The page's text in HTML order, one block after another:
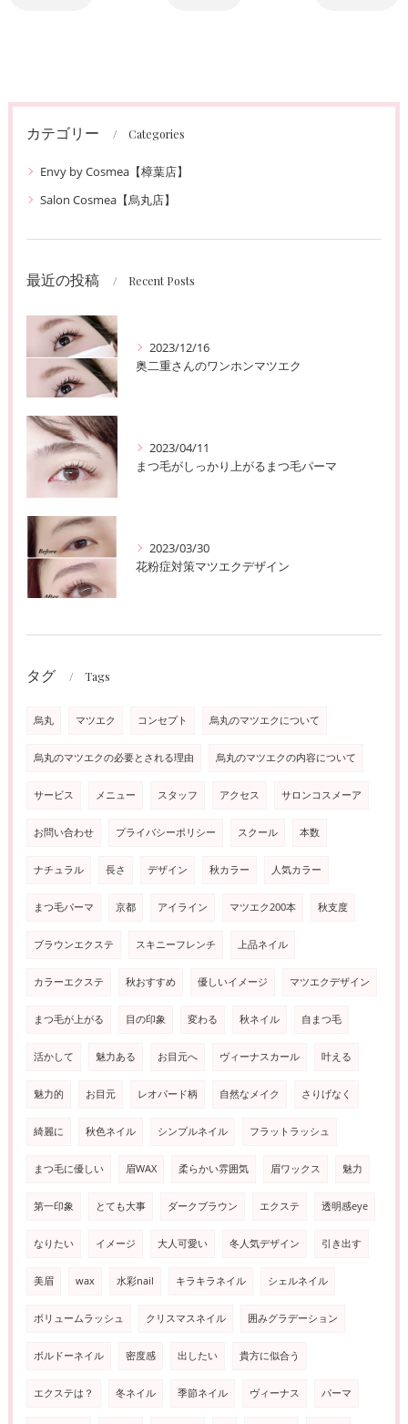
カテゴリー Categories
Envy by Cosmea【樟葉店】
Salon Cosmea【烏丸店】
最近の投稿 Recent Posts
2023/12/16
奥二重さんのワンホンマツエク
2023/04/11
まつ毛がしっかり上がるまつ毛パーマ
2023/03/30
花粉症対策マツエクデザイン
タグ Tags
烏丸 マツエク コンセプト 烏丸のマツエクについて
烏丸のマツエクの必要とされる理由 烏丸のマツエクの内容について
サービス メニュー スタッフ アクセス サロンコスメーア
お問い合わせ プライバシーポリシー スクール 本数
ナチュラル 長さ デザイン 秋カラー 人気カラー
まつ毛パーマ 京都 アイライン マツエク200本 秋支度
ブラウンエクステ スキニーフレンチ 上品ネイル
カラーエクステ 秋おすすめ 優しいイメージ マツエクデザイン
まつ毛が上がる 目の印象 変わる 秋ネイル 自まつ毛
活かして 魅力ある お目元へ ヴィーナスカール 叶える
魅力的 お目元 レオパード柄 自然なメイク さりげなく
綺麗に 秋色ネイル シンプルネイル フラットラッシュ
まつ毛に優しい 眉WAX 柔らかい雰囲気 眉ワックス 魅力
第一印象 とても大事 ダークブラウン エクステ 透明感eye
なりたい イメージ 大人可愛い 冬人気デザイン 引き出す
美眉 wax 水彩nail キラキラネイル シェルネイル
ボリュームラッシュ クリスマスネイル 囲みグラデーション
ボルドーネイル 密度感 出したい 貴方に似合う
エクステは？ 冬ネイル 季節ネイル ヴィーナス パーマ